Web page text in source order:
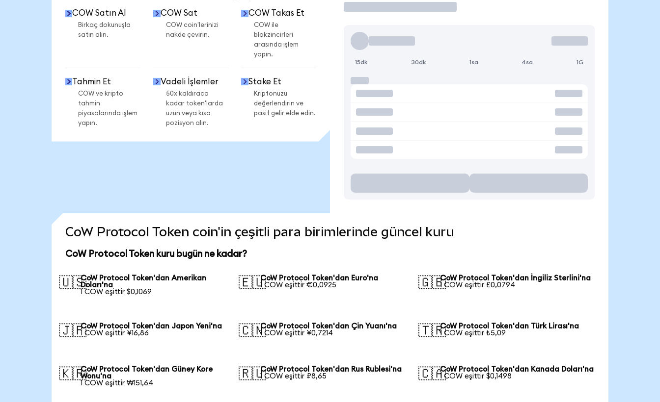
COW Satın Al
Birkaç dokunuşla
satın alın.
COW Sat
COW coin'lerinizi
nakde çevirin.
COW Takas Et
COW ile
blokzincirleri
arasında işlem
yapın.
Tahmin Et
COW ve kripto
tahmin
piyasalarında işlem
yapın.
Vadeli İşlemler
50x kaldıraca
kadar token'larda
uzun veya kısa
pozisyon alın.
Stake Et
Kriptonuzu
değerlendirin ve
pasif gelir elde edin.
15dk 30dk 1sa 4sa 1G
CoW Protocol Token coin'in çeşitli para birimlerinde güncel kuru
CoW Protocol Token kuru bugün ne kadar?
🇺🇸CoW Protocol Token'dan Amerikan
Doları'na
1 COW eşittir $0,1069
🇪🇺CoW Protocol Token'dan Euro'na
1 COW eşittir €0,0925
🇬🇧CoW Protocol Token'dan İngiliz Sterlini'na
1 COW eşittir £0,0794
🇯🇵CoW Protocol Token'dan Japon Yeni'na
1 COW eşittir ¥16,86
🇨🇳CoW Protocol Token'dan Çin Yuanı'na
1 COW eşittir ¥0,7214
🇹🇷CoW Protocol Token'dan Türk Lirası'na
1 COW eşittir ₺5,09
🇰🇷CoW Protocol Token'dan Güney Kore
Wonu'na
1 COW eşittir ₩151,64
🇷🇺CoW Protocol Token'dan Rus Rublesi'na
1 COW eşittir ₽8,65
🇨🇦CoW Protocol Token'dan Kanada Doları'na
1 COW eşittir $0,1498